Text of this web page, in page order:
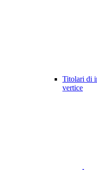
Titolari di
vertice